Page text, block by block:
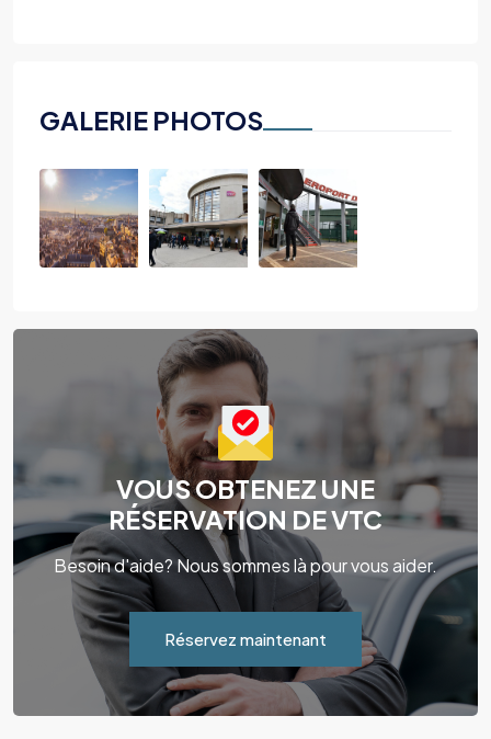
GALERIE PHOTOS
VOUS OBTENEZ UNE
RÉSERVATION DE VTC
Besoin d'aide? Nous sommes là pour vous aider.
Réservez maintenant